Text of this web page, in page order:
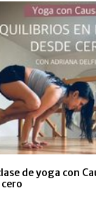
de yoga con